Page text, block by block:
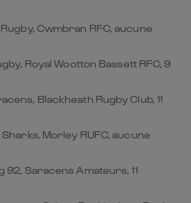
Cwmbran RFC, aucune
Royal Wootton Bassett RFC, 9
Blackheath Rugby Club, 11
Morley RUFC, aucune
92, Saracens Amateurs, 11